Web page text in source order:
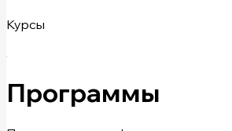
Курсы
Программы